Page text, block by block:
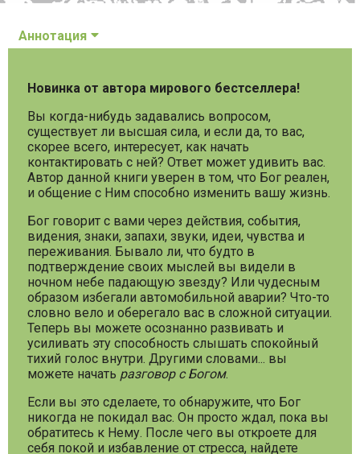
Аннотация
Новинка от автора мирового бестселлера!
Вы когда-нибудь задавались вопросом,
существует ли высшая сила, и если да, то вас,
скорее всего, интересует, как начать
контактировать с ней? Ответ может удивить вас.
Автор данной книги уверен в том, что Бог реален,
и общение с Ним способно изменить вашу жизнь.
Бог говорит с вами через действия, события,
видения, знаки, запахи, звуки, идеи, чувства и
переживания. Бывало ли, что будто в
подтверждение своих мыслей вы видели в
ночном небе падающую звезду? Или чудесным
образом избегали автомобильной аварии? Что-то
словно вело и оберегало вас в сложной ситуации.
Теперь вы можете осознанно развивать и
усиливать эту способность слышать спокойный
тихий голос внутри. Другими словами... вы
можете начать разговор с Богом.
Если вы это сделаете, то обнаружите, что Бог
никогда не покидал вас. Он просто ждал, пока вы
обратитесь к Нему. После чего вы откроете для
себя покой и избавление от стресса, найдете